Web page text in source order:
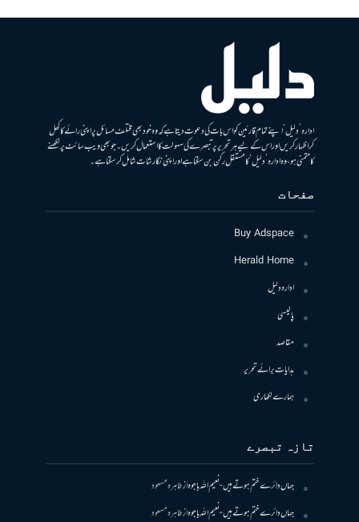
ادارہ ’دلیل‘ اپنے تمام قارئین کو اس بات کی دعوت دیتا ہے کہ وہ خود بھی مختلف مسائل پر اپنی رائے کا کھل
کر اظہار کریں اور اس کے لیے ہر تحریر پر تبصرے کی سہولت کا استعمال کریں۔ جو بھی ویب سائٹ پر لکھنے
کا متمنی ہو، وہ ادارہ ’دلیل‘ کا مستقل رکن بن سکتا ہے اور اپنی نگارشات شامل کرسکتا ہے۔
صفحات
Buy Adspace
Herald Home
ادارہ دلیل
پالیسی
مقاصد
ہدایات برائے تحریر
ہمارے لکھاری
تازہ تبصرے
جہاں دائرے ختم ہوتے ہیں- نعیم اللہ باجوہازطاہرہ مسعود
جہاں دائرے ختم ہوتے ہیں- نعیم اللہ باجوہازطاہرہ مسعود